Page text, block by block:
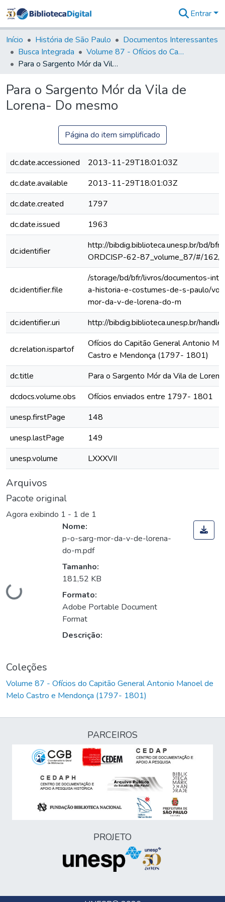
&
Coleções
Tudo na
Biblioteca
Estatísticas
Entrar
Início História de São Paulo
Documentos Interessantes
Busca Integrada
Volume 87 - Ofícios do Capitão General Antonio Manoel de Melo Castro e Mendonça (1797- 1801)
Para o Sargento Mór da Vila de Lorena- Do mesmo
Para o Sargento Mór da Vila de
Lorena- Do mesmo
Página do item simplificado
dc.date.accessioned
2013-11-29T18:01:03Z
dc.date.available
2013-11-29T18:01:03Z
dc.date.created
1797
dc.date.issued
1963
dc.identifier
http://bibdig.biblioteca.unesp.br/bd/
ORDCISP-62-87_volume_87/#/162/
dc.identifier.file
/storage/bd/bfr/livros/documentos-
a-historia-e-costumes-de-s-paulo/
mor-da-v-de-lorena-do-m
dc.identifier.uri
http://bibdig.biblioteca.unesp.br/
dc.relation.ispartof
Ofícios do Capitão General Antonio
Castro e Mendonça (1797- 1801)
dc.title
Para o Sargento Mór da Vila de
dcdocs.volume.obs
Ofícios enviados entre 1797- 1801
unesp.firstPage
148
unesp.lastPage
149
unesp.volume
LXXXVII
Arquivos
Pacote original
Agora exibindo 1 - 1 de 1
Carregando...
Nome:
p-o-sarg-mor-da-v-de-lorena-
do-m.pdf
Tamanho:
181,52 KB
Formato:
Adobe Portable Document
Format
Descrição:
Coleções
Volume 87 - Ofícios do Capitão General Antonio Manoel de
Melo Castro e Mendonça (1797- 1801)
PARCEIROS
PROJETO